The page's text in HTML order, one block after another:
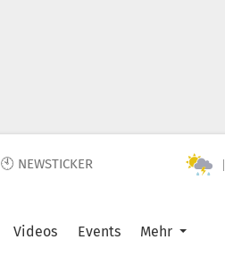
🕙 NEWSTICKER |
Videos Events Mehr